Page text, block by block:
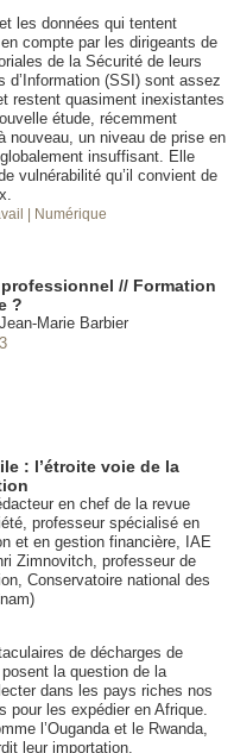
les données qui tentent
compte par les dirigeants de
de la Sécurité de leurs
d’Information (SSI) sont assez
restent quasiment inexistantes
étude, récemment
nouveau, un niveau de prise en
insuffisant. Elle
vulnérabilité qu’il convient de
| Numérique
// Formation
?
Marie Barbier
: l’étroite voie de la
en chef de la revue
professeur spécialisé en
et en gestion financière, IAE
Zimnovitch, professeur de
Conservatoire national des
de décharges de
la question de la
dans les pays riches nos
pour les expédier en Afrique.
l’Ouganda et le Rwanda,
leur importation.